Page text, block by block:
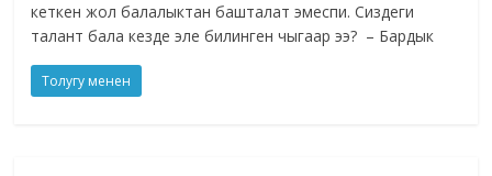
кеткен жол балалыктан башталат эмеспи. Сиздеги
талант бала кезде эле билинген чыгаар ээ? – Бардык
Толугу менен